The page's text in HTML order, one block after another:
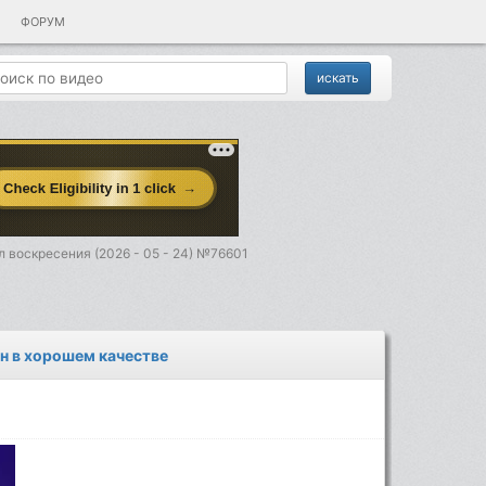
ФОРУМ
воскресения (2026 - 05 - 24) №76601
в хорошем качестве